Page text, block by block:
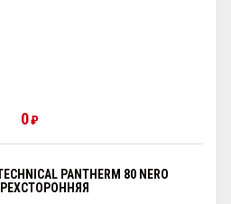
0₽
PANTHERM 80 NERO